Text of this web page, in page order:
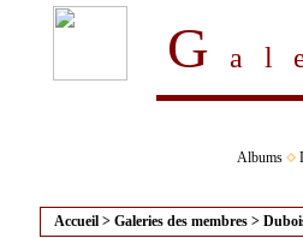
G
Albums
Accueil > Galeries des membres >